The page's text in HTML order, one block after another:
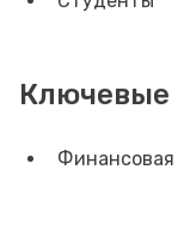
Ключевые
Финансовая